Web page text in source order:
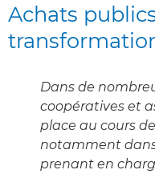
Achats
Dans de
coopératives et
place au cours
notamment
prenant en